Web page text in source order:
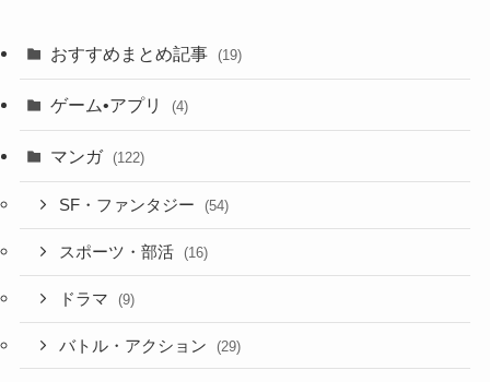
おすすめまとめ記事 (19)
ゲーム•アプリ (4)
マンガ (122)
SF・ファンタジー (54)
スポーツ・部活 (16)
ドラマ (9)
バトル・アクション (29)